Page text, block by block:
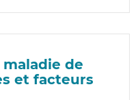
de
et facteurs